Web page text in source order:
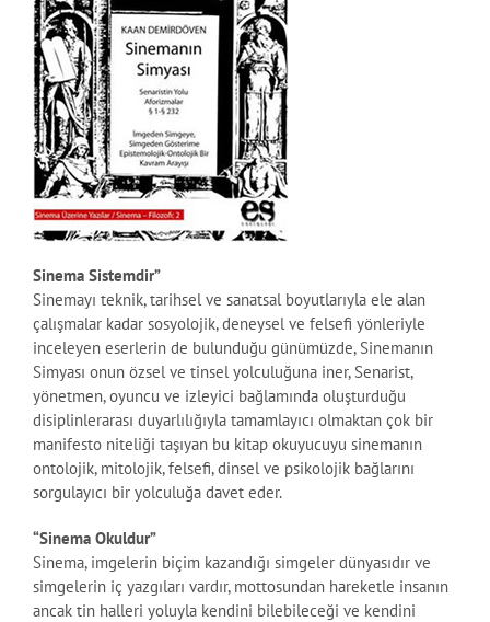
Sinema Sistemdir”
Sinemayı teknik, tarihsel ve sanatsal boyutlarıyla ele alan
çalışmalar kadar sosyolojik, deneysel ve felsefi yönleriyle
inceleyen eserlerin de bulunduğu günümüzde, Sinemanın
Simyası onun özsel ve tinsel yolculuğuna iner, Senarist,
yönetmen, oyuncu ve izleyici bağlamında oluşturduğu
disiplinlerarası duyarlılığıyla tamamlayıcı olmaktan çok bir
manifesto niteliği taşıyan bu kitap okuyucuyu sinemanın
ontolojik, mitolojik, felsefi, dinsel ve psikolojik bağlarını
sorgulayıcı bir yolculuğa davet eder.
“Sinema Okuldur”
Sinema, imgelerin biçim kazandığı simgeler dünyasıdır ve
simgelerin iç yazgıları vardır, mottosundan hareketle insanın
ancak tin halleri yoluyla kendini bilebileceği ve kendini